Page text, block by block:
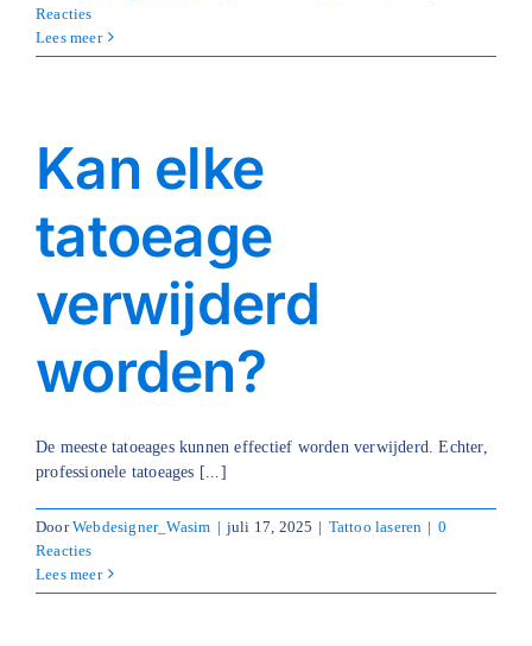
Reacties
Lees meer
Kan elke
tatoeage
verwijderd
worden?
De meeste tatoeages kunnen effectief worden verwijderd. Echter,
professionele tatoeages [...]
DoorWebdesigner_Wasim | juli 17, 2025 | Tattoo laseren | 0
Reacties
Lees meer